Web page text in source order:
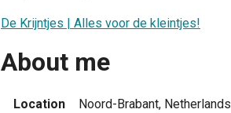
De Krijntjes | Alles voor de kleintjes!
About me
Location
Noord-Brabant, Netherlands